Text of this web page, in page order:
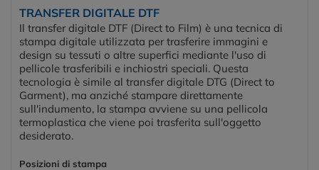
TRANSFER DIGITALE DTF
Il transfer digitale DTF (Direct to Film) è una tecnica di
stampa digitale utilizzata per trasferire immagini e
design su tessuti o altre superfici mediante l'uso di
pellicole trasferibili e inchiostri speciali. Questa
tecnologia è simile al transfer digitale DTG (Direct to
Garment), ma anziché stampare direttamente
sull'indumento, la stampa avviene su una pellicola
termoplastica che viene poi trasferita sull'oggetto
desiderato.
Posizioni di stampa